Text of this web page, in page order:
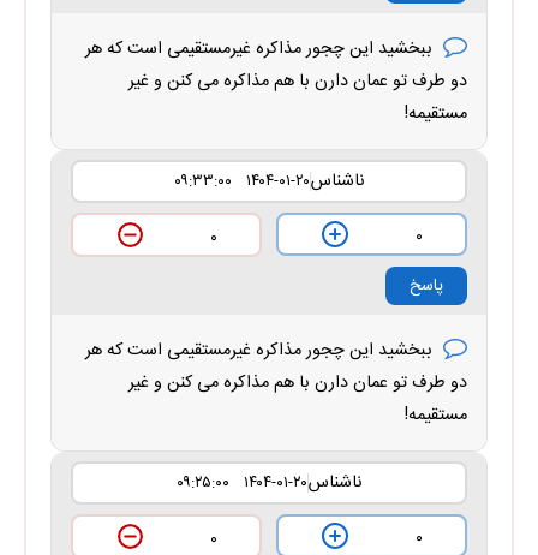
ببخشید این چجور مذاکره غیرمستقیمی است که هر
دو طرف تو عمان دارن با هم مذاکره می کنن و غیر
مستقیمه!
ناشناس۱۴۰۴-۰۱-۲۰ ۰۹:۳۳:۰۰
۰
۰
پاسخ
ببخشید این چجور مذاکره غیرمستقیمی است که هر
دو طرف تو عمان دارن با هم مذاکره می کنن و غیر
مستقیمه!
ناشناس۱۴۰۴-۰۱-۲۰ ۰۹:۲۵:۰۰
۰
۰